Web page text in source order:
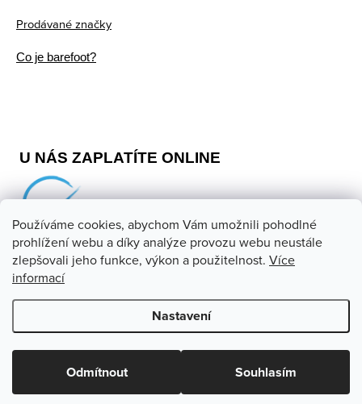
Používáme cookies, abychom Vám umožnili pohodlné
prohlížení webu a díky analýze provozu webu neustále
zlepšovali jeho funkce, výkon a použitelnost. Více
informací
Nastavení
Odmítnout Souhlasím
Prodávané značky
Co je barefoot?
U NÁS ZAPLATÍTE ONLINE
Upravit nastavení cookies
Odstoupit od smlouvy